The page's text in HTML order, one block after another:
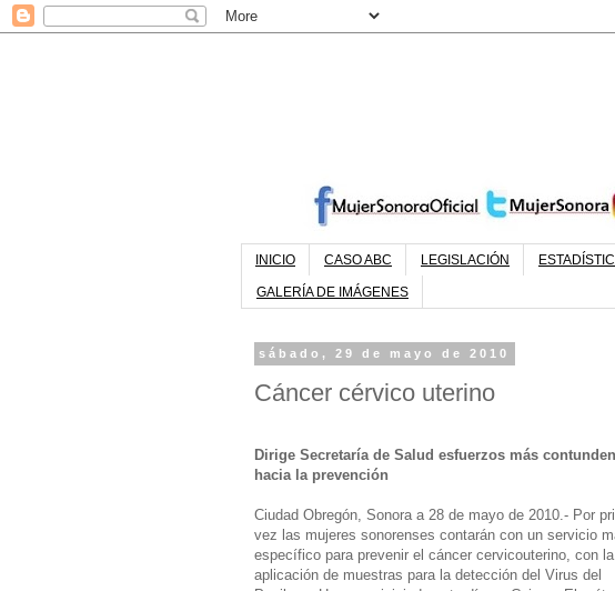
INICIO CASO ABC LEGISLACIÓN
GALERÍA DE IMÁGENES
sábado, 29 de mayo de 2010
Cáncer cérvico uterino
Dirige Secretaría de Salud esfuerzos más
hacia la prevención
Ciudad Obregón, Sonora a 28 de mayo de 2010.- Por
vez las mujeres sonorenses contarán con un servicio
específico para prevenir el cáncer cervicouterino, con la
aplicación de muestras para la detección del Virus del